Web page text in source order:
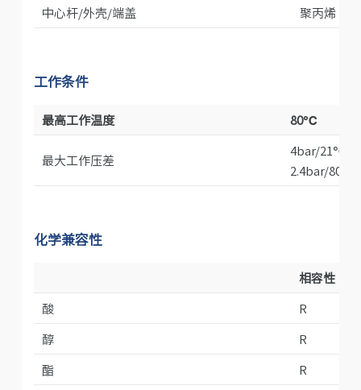
中心杆/外壳/端盖
聚丙烯
工作条件
最高工作温度 80℃
最大工作压差
4bar/21℃
2.4bar/80℃
化学兼容性
相容性
酸
R
醇
R
酯
R